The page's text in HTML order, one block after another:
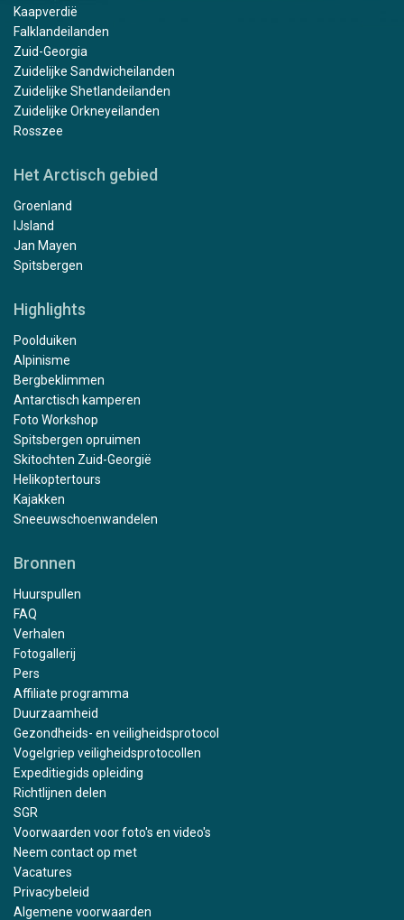
Kaapverdië
Falklandeilanden
Zuid-Georgia
Zuidelijke Sandwicheilanden
Zuidelijke Shetlandeilanden
Zuidelijke Orkneyeilanden
Rosszee
Het Arctisch gebied
Groenland
IJsland
Jan Mayen
Spitsbergen
Highlights
Poolduiken
Alpinisme
Bergbeklimmen
Antarctisch kamperen
Foto Workshop
Spitsbergen opruimen
Skitochten Zuid-Georgië
Helikoptertours
Kajakken
Sneeuwschoenwandelen
Bronnen
Huurspullen
FAQ
Verhalen
Fotogallerij
Pers
Affiliate programma
Duurzaamheid
Gezondheids- en veiligheidsprotocol
Vogelgriep veiligheidsprotocollen
Expeditiegids opleiding
Richtlijnen delen
SGR
Voorwaarden voor foto's en video's
Neem contact op met
Vacatures
Privacybeleid
Algemene voorwaarden